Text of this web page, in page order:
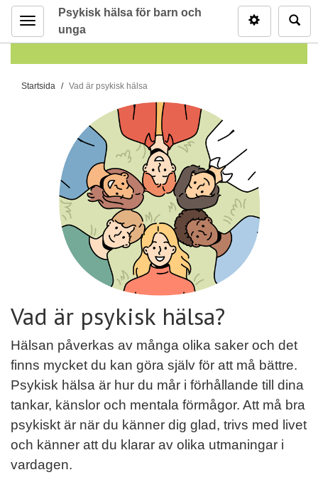
Meny
Psykisk hälsa för barn och
unga
D
Startsida Vad är psykisk hälsa
Vad är psykisk hälsa?
Hälsan påverkas av många olika saker och det
finns mycket du kan göra själv för att må bättre.
Psykisk hälsa är hur du mår i förhållande till dina
tankar, känslor och mentala förmågor. Att må bra
psykiskt är när du känner dig glad, trivs med livet
och känner att du klarar av olika utmaningar i
vardagen.